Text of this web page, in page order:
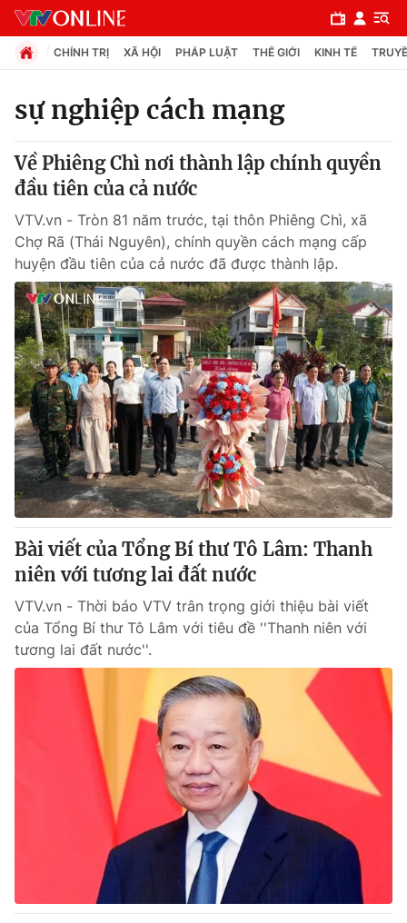
Chuyên mục
Chính trị
Xã hội
Pháp luật
Y tế
Thế giới
Tin tức
Thế giới đó đây
Câu chuyện quốc tế
Kinh tế
Tài chính
Thị trường
Góc doanh nghiệp
Dữ liệu và đời sống
Truyền hình
Hậu trường
Nhân vật
Giải sao mai
Giải trí
Điện ảnh
Đời sống
Chất lượng cuộc sống
Học trực tuyến
Hitech Công nghệ tương lai
Tư vấn
Giao lưu trực tuyến
Lịch phát sóng
CHÍNH TRỊ XÃ HỘI PHÁP LUẬT THẾ GIỚI KINH TẾ
sự nghiệp cách mạng
Về Phiêng Chì nơi thành lập chính quyền
đầu tiên của cả nước
VTV.vn - Tròn 81 năm trước, tại thôn Phiêng Chì, xã
Chợ Rã (Thái Nguyên), chính quyền cách mạng cấp
huyện đầu tiên của cả nước đã được thành lập.
Bài viết của Tổng Bí thư Tô Lâm: Thanh
niên với tương lai đất nước
VTV.vn - Thời báo VTV trân trọng giới thiệu bài viết
của Tổng Bí thư Tô Lâm với tiêu đề ''Thanh niên với
tương lai đất nước''.